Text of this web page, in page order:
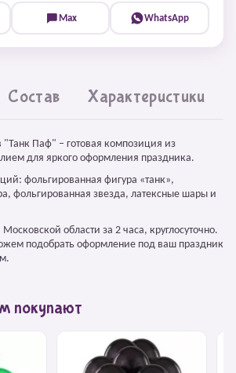
Max WhatsApp
Состав Характеристики
Паф" – готовая композиция из
для яркого оформления праздника.
фольгированная фигура «танк»,
фольгированная звезда, латексные шары и
области за 2 часа, круглосуточно.
подобрать оформление под ваш праздник
покупают